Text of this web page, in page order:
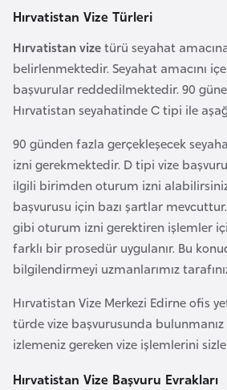
Hırvatistan Vize Türleri
Hırvatistan vizetürü seyahat
belirlenmektedir. Seyahat amacını
başvurular reddedilmektedir. 90
Hırvatistan seyahatinde C tipi ile
90 günden fazla gerçekleşecek
izni gerekmektedir. D tipi vize
ilgili birimden oturum izni
başvurusu için bazı şartlar
gibi oturum izni gerektiren işlemler
farklı bir prosedür uygulanır. Bu
bilgilendirmeyi uzmanlarımız
Hırvatistan Vize Merkezi Edirne ofis
türde vize başvurusunda
izlemeniz gereken vize işlemlerini
Hırvatistan Vize Başvuru Evrakları
l
a
r
i
s
a
n
B
u
r
i
n
a